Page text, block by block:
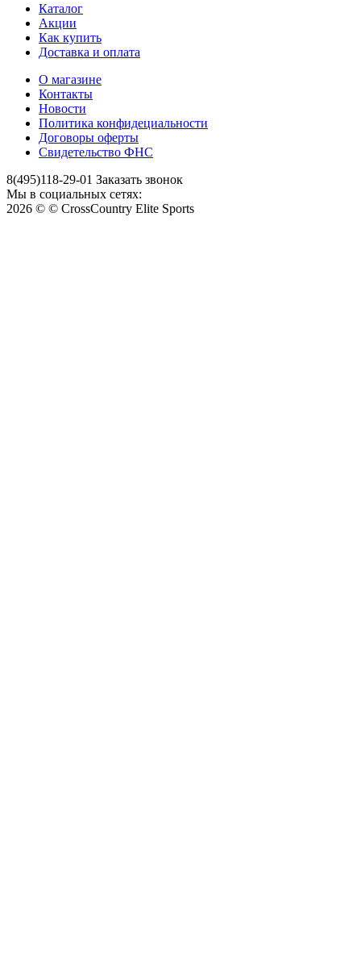
Каталог
Акции
Как купить
Доставка и оплата
О магазине
Контакты
Новости
Политика конфидециальности
Договоры оферты
Свидетельство ФНС
8(495)118-29-01 Заказать звонок
Мы в социальных сетях:
2026 © © CrossCountry Elite Sports